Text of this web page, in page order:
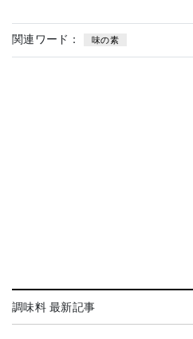
関連ワード： 味の素
調味料 最新記事